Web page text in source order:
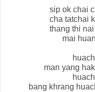
sip ok chai
cha tatchai
thang thi
mai
man yang
bang khrang